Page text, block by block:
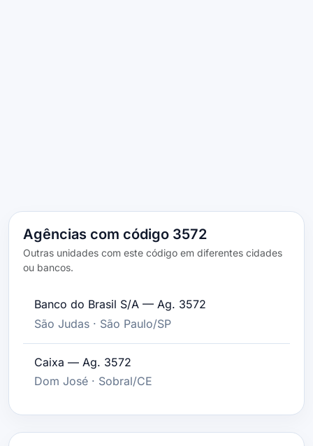
Agências com código 3572
Outras unidades com este código em diferentes cidades
ou bancos.
Banco do Brasil S/A — Ag. 3572
São Judas · São Paulo/SP
Caixa — Ag. 3572
Dom José · Sobral/CE